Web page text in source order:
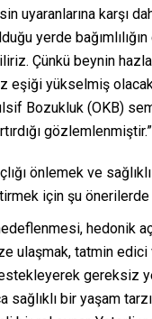
uyaranlarına karşı
yerde
Çünkü beynin
eşiği yükselmiş
Bozukluk (OKB)
önlemek ve
için şu önerilerde
hedonik
ulaşmak, tatmin
gereksiz
sağlıklı bir yaşam